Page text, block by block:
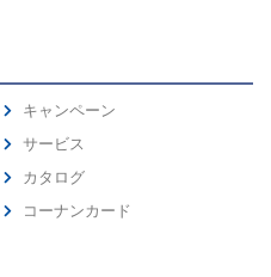
キャンペーン
サービス
カタログ
コーナンカード